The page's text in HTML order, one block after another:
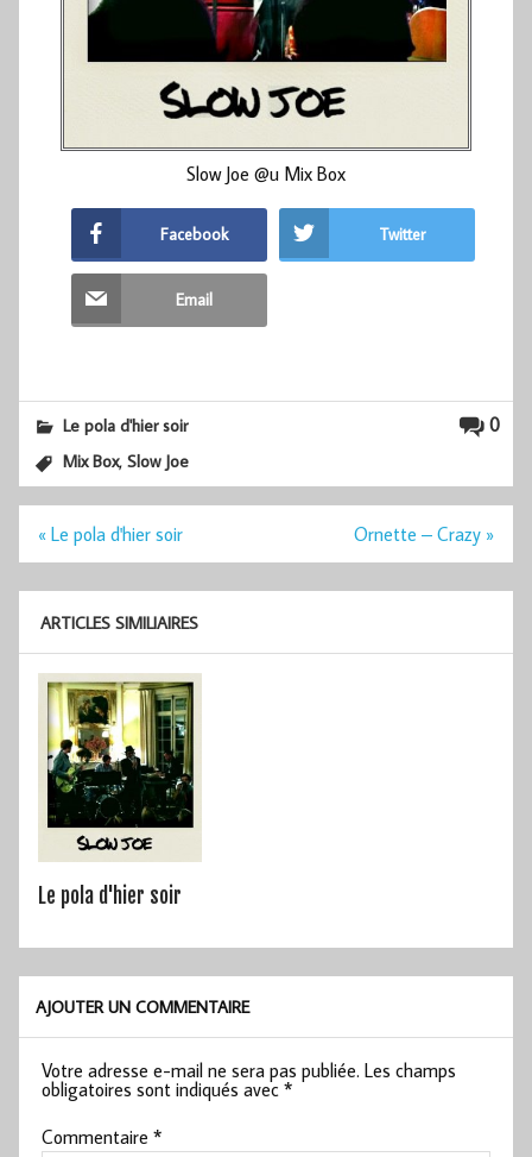
Slow Joe @u Mix Box
Facebook Twitter
Email
0
Le pola d'hier soir
Mix Box,Slow Joe
Navigation
« Le pola d'hier soir Ornette – Crazy »
ARTICLES SIMILIAIRES
Le pola d'hier soir
AJOUTER UN COMMENTAIRE
Votre adresse e-mail ne sera pas publiée. Les champs
obligatoires sont indiqués avec*
Commentaire*